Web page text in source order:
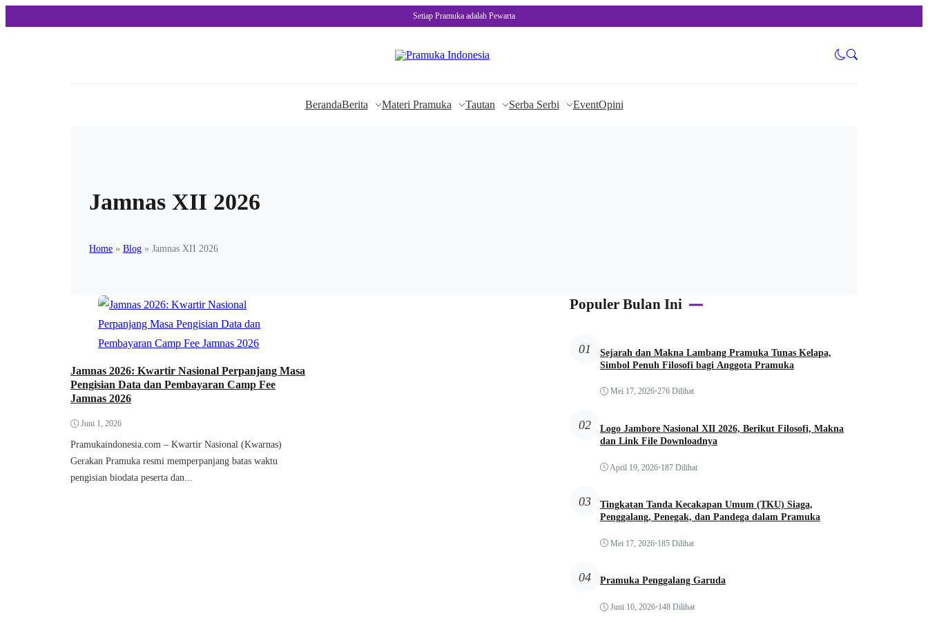
Setiap Pramuka adalah Pewarta
BerandaBerita Materi Pramuka Tautan Serba Serbi EventOpini
Jamnas XII 2026
Home »Blog »Jamnas XII 2026
Jamnas 2026: Kwartir Nasional Perpanjang Masa
Pengisian Data dan Pembayaran Camp Fee
Jamnas 2026
Juni 1, 2026
Pramukaindonesia.com – Kwartir Nasional (Kwarnas)
Gerakan Pramuka resmi memperpanjang batas waktu
pengisian biodata peserta dan...
Populer Bulan Ini
01
Sejarah dan Makna Lambang Pramuka Tunas Kelapa,
Simbol Penuh Filosofi bagi Anggota Pramuka
Mei 17, 2026•276 Dilihat
02
Logo Jambore Nasional XII 2026, Berikut Filosofi, Makna
dan Link File Downloadnya
April 19, 2026•187 Dilihat
03
Tingkatan Tanda Kecakapan Umum (TKU) Siaga,
Penggalang, Penegak, dan Pandega dalam Pramuka
Mei 17, 2026•185 Dilihat
04 Pramuka Penggalang Garuda
Juni 10, 2026•148 Dilihat